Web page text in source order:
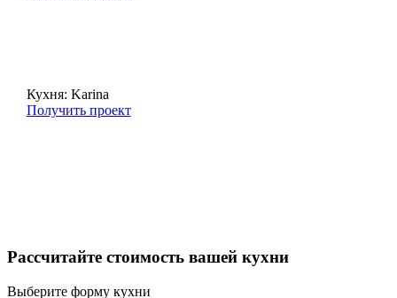
Кухня: Karina
Получить проект
Рассчитайте стоимость вашей кухни
Выберите форму кухни